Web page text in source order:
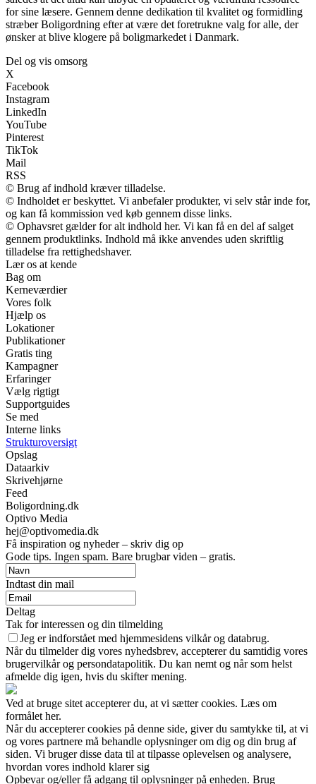
for sine læsere. Gennem denne dedikation til kvalitet og formidling
stræber Boligordning efter at være det foretrukne valg for alle, der
ønsker at blive klogere på boligmarkedet i Danmark.
Del og vis omsorg
X
Facebook
Instagram
LinkedIn
YouTube
Pinterest
TikTok
Mail
RSS
© Brug af indhold kræver tilladelse.
© Indholdet er beskyttet. Vi anbefaler produkter, vi selv står inde for,
og kan få kommission ved køb gennem disse links.
© Ophavsret gælder for alt indhold her. Vi kan få en del af salget
gennem produktlinks. Indhold må ikke anvendes uden skriftlig
tilladelse fra rettighedshaver.
Lær os at kende
Bag om
Kerneværdier
Vores folk
Hjælp os
Lokationer
Publikationer
Gratis ting
Kampagner
Erfaringer
Vælg rigtigt
Supportguides
Se med
Interne links
Strukturoversigt
Opslag
Dataarkiv
Skrivehjørne
Feed
Boligordning.dk
Optivo Media
hej@optivomedia.dk
Få inspiration og nyheder – skriv dig op
Gode tips. Ingen spam. Bare brugbar viden – gratis.
Indtast din mail
Deltag
Tak for interessen og din tilmelding
Jeg er indforstået med hjemmesidens vilkår og databrug.
Når du tilmelder dig vores nyhedsbrev, accepterer du samtidig vores
brugervilkår og persondatapolitik. Du kan nemt og når som helst
afmelde dig igen, hvis du skifter mening.
Ved at bruge sitet accepterer du, at vi sætter cookies. Læs om
formålet her.
Når du accepterer cookies på denne side, giver du samtykke til, at vi
og vores partnere må behandle oplysninger om dig og din brug af
siden. Vi bruger disse data til at tilpasse oplevelsen og analysere,
hvordan vores indhold klarer sig
Opbevar og/eller få adgang til oplysninger på enheden. Brug